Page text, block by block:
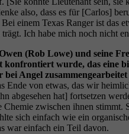
also, dass es für [Carlos]
einem Texas Ranger ist das
Ich habe mich noch nicht
(Rob Lowe) und seine
konfrontiert wurde, das eine
Angel
Ende von etwas, das wir
abgesehen hat] fortsetzen
Chemie zwischen ihnen
sich einfach wie ein
war einfach ein Teil davon.